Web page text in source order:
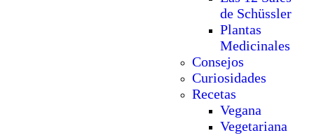
de Schüssler
Plantas
Medicinales
Consejos
Curiosidades
Recetas
Vegana
Vegetariana